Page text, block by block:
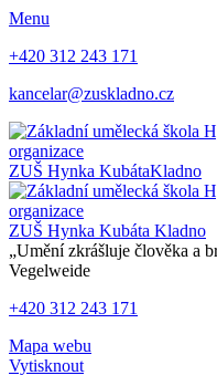
Menu
+420 312 243 171
kancelar@zuskladno.cz
ZUŠ Hynka KubátaKladno
ZUŠ Hynka Kubáta Kladno
„Umění zkrášluje člověka a
Vegelweide
+420 312 243 171
Mapa webu
Vytisknout